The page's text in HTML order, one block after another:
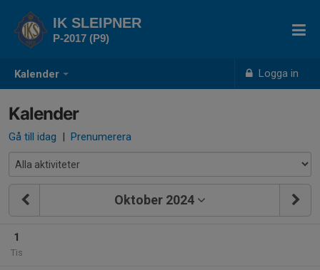
Kalender Logga in
IK SLEIPNER
P-2017 (P9)
Kalender
Gå till idag | Prenumerera
Oktober 2024
1
Tis